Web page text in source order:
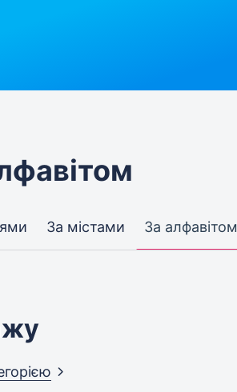
За містами За алфавітом